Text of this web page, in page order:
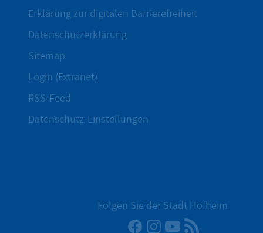
Erklärung zur digitalen Barrierefreiheit
Datenschutzerklärung
Sitemap
Login (Extranet)
RSS-Feed
Datenschutz-Einstellungen
Folgen Sie der Stadt Hofheim
Facebook
Instagram
YouTube